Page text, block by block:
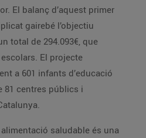
El balanç d’aquest primer
gairebé l’objectiu
total de 294.093€, que
El projecte
a 601 infants d’educació
81 centres públics i
alimentació saludable és una